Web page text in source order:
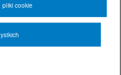
pliki cookie